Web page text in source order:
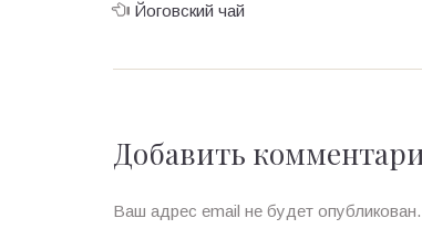
Йоговский чай
Добавить
Ваш адрес email не будет опубликован.